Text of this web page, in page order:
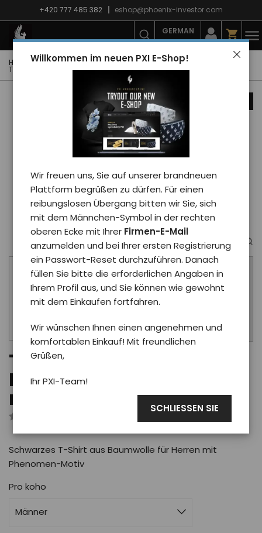
Willkommen im neuen PXI E-Shop!
Wir freuen uns, Sie auf unserer brandneuen
Plattform begrüßen zu dürfen. Für einen
reibungslosen Übergang bitten wir Sie, sich
mit dem Männchen-Symbol in der rechten
oberen Ecke mit Ihrer Firmen-E-Mail
anzumelden und bei Ihrer ersten Registrierung
ein Passwort-Reset durchzuführen. Danach
füllen Sie bitte die erforderlichen Angaben in
Ihrem Profil aus, und Sie können wie gewohnt
mit dem Einkaufen fortfahren.
Wir wünschen Ihnen einen angenehmen und
komfortablen Einkauf! Mit freundlichen
Grüßen,
Ihr PXI-Team!
SCHLIESSEN SIE
+420 777 485 382 eshop@phoenix-investor.com
GERMAN
Hauptseite E-shop Mode T-Shirts
Herren-T-Shirts
T-shirt Phoenix PHENOMEN - mann/schwarz
+
T-shirt Phoenix
PHENOMEN -
mann/schwarz
Schwarzes T-Shirt aus Baumwolle für Herren mit
Phenomen-Motiv
Pro koho
Männer